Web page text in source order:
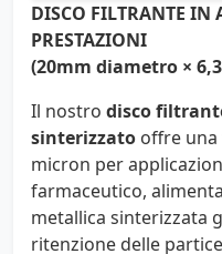
DISCO FILTRANTE IN
PRESTAZIONI
(20mm diametro ×
Il nostro disco
sinterizzato offre
micron per
farmaceutico,
metallica sinterizzata
ritenzione delle